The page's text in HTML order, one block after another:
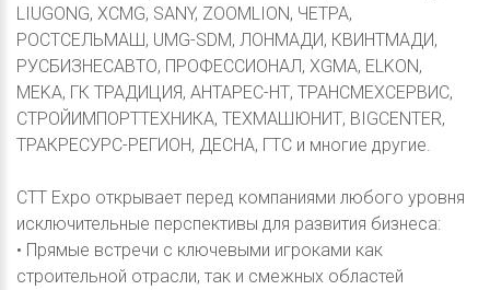
LIUGONG, XCMG, SANY, ZOOMLION, ЧЕТРА,
РОСТСЕЛЬМАШ, UMG-SDM, ЛОНМАДИ, КВИНТМАДИ,
РУСБИЗНЕСАВТО, ПРОФЕССИОНАЛ, XGMA, ELKON,
MEKA, ГК ТРАДИЦИЯ, АНТАРЕС-НТ, ТРАНСМЕХСЕРВИС,
СТРОЙИМПОРТТЕХНИКА, ТЕХМАШЮНИТ, BIGCENTER,
ТРАКРЕСУРС-РЕГИОН, ДЕСНА, ГТС и многие другие.
CTT Expo открывает перед компаниями любого уровня
исключительные перспективы для развития бизнеса:
• Прямые встречи с ключевыми игроками как
строительной отрасли, так и смежных областей